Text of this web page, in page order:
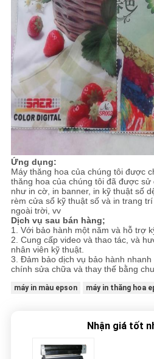
Ứng dụng:
Máy thăng hoa của chúng tôi được
thăng hoa của chúng tôi đã được
như in cờ, in banner, in kỹ thuật số
rèm cửa sổ kỹ thuật số và in trang
ngoài trời, vv
Dịch vụ sau bán hàng;
1. Với bảo hành một năm và hỗ trợ
2. Cung cấp video và thao tác, và
nhân viên kỹ thuật.
3. Đảm bảo dịch vụ bảo hành
chính sửa chữa và thay thế bằng
máy in màu epson máy in thăng hoa
Nhận giá tốt